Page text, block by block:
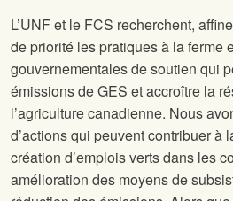
L’UNF et le FCS recherchent,
de priorité les pratiques à la ferme
gouvernementales de soutien qui
émissions de GES et accroître la
l’agriculture canadienne. Nous
d’actions qui peuvent contribuer à
création d’emplois verts dans les
amélioration des moyens de